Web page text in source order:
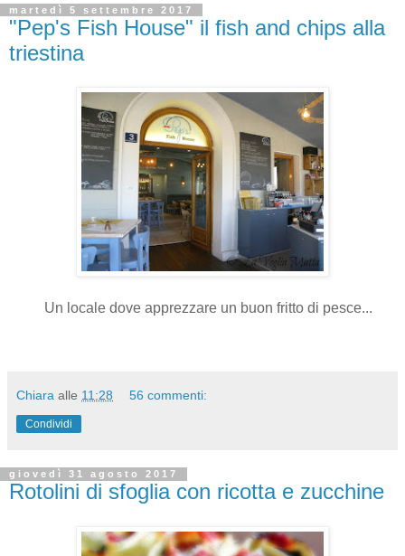
martedì 5 settembre 2017
"Pep's Fish House" il fish and chips alla
triestina
Un locale dove apprezzare un buon fritto di pesce...
Chiara alle 11:28 56 commenti:
Condividi
giovedì 31 agosto 2017
Rotolini di sfoglia con ricotta e zucchine